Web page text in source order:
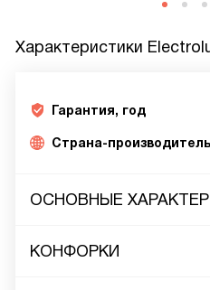
Характеристики
Гарантия, год
Страна-производитель
ОСНОВНЫЕ
КОНФОРКИ